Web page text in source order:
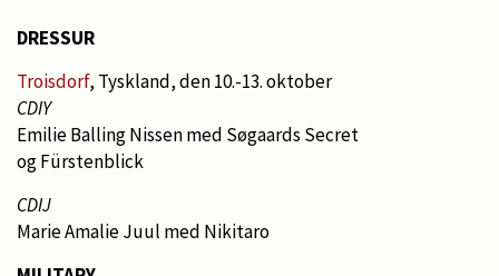
DRESSUR
Troisdorf, Tyskland, den 10.-13. oktober
CDIY
Emilie Balling Nissen med Søgaards Secret
og Fürstenblick
CDIJ
Marie Amalie Juul med Nikitaro